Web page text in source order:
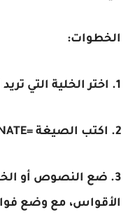
الخطوات:
1. اختر الخلية التي تريد أن تظهر فيها النص المدموج.
2. اكتب الصيغة =CONCATENATE(
3. ضع النصوص أو
الأقواس، مع وضع